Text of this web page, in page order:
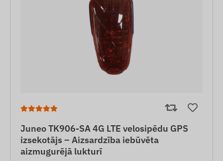
Juneo TK906-SA 4G LTE velosipēdu GPS
izsekotājs – Aizsardzība iebūvēta
aizmugurējā lukturī